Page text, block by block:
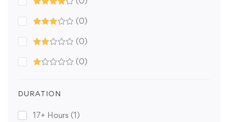
(0)
(0)
(0)
DURATION
17+ Hours (1)